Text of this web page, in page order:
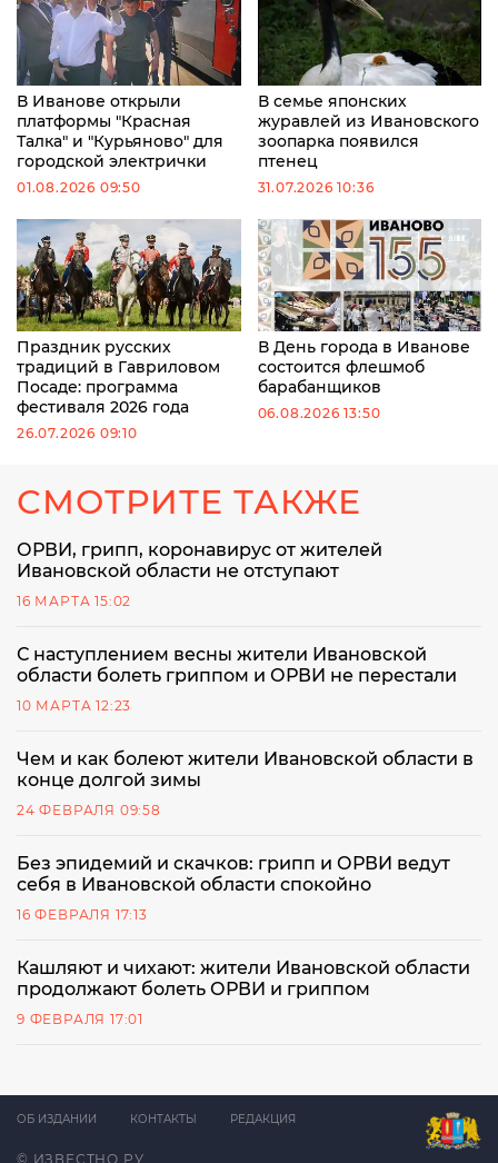
В Иванове открыли
платформы "Красная
Талка" и "Курьяново" для
городской электрички
01.08.2026 09:50
В семье японских
журавлей из Ивановского
зоопарка появился
птенец
31.07.2026 10:36
Праздник русских
традиций в Гавриловом
Посаде: программа
фестиваля 2026 года
26.07.2026 09:10
В День города в Иванове
состоится флешмоб
барабанщиков
06.08.2026 13:50
СМОТРИТЕ ТАКЖЕ
ОРВИ, грипп, коронавирус от жителей
Ивановской области не отступают
16 МАРТА 15:02
С наступлением весны жители Ивановской
области болеть гриппом и ОРВИ не перестали
10 МАРТА 12:23
Чем и как болеют жители Ивановской области в
конце долгой зимы
24 ФЕВРАЛЯ 09:58
Без эпидемий и скачков: грипп и ОРВИ ведут
себя в Ивановской области спокойно
16 ФЕВРАЛЯ 17:13
Кашляют и чихают: жители Ивановской области
продолжают болеть ОРВИ и гриппом
9 ФЕВРАЛЯ 17:01
© ИЗВЕСТНО.РУ
ОБ ИЗДАНИИ КОНТАКТЫ РЕДАКЦИЯ